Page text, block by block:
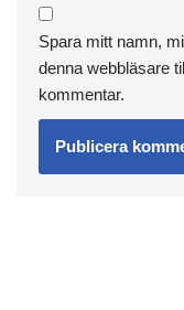
Spara mitt namn,
denna webbläsare
kommentar.